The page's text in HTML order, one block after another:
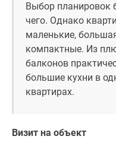
Выбор планировок
чего. Однако
маленькие,
компактные. Из
балконов
большие кухни в
квартирах.
Визит на объект